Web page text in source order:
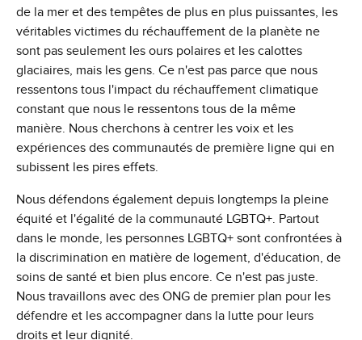
de la mer et des tempêtes de plus en plus puissantes, les
véritables victimes du réchauffement de la planète ne
sont pas seulement les ours polaires et les calottes
glaciaires, mais les gens. Ce n'est pas parce que nous
ressentons tous l'impact du réchauffement climatique
constant que nous le ressentons tous de la même
manière. Nous cherchons à centrer les voix et les
expériences des communautés de première ligne qui en
subissent les pires effets.
Nous défendons également depuis longtemps la pleine
équité et l'égalité de la communauté LGBTQ+. Partout
dans le monde, les personnes LGBTQ+ sont confrontées à
la discrimination en matière de logement, d'éducation, de
soins de santé et bien plus encore. Ce n'est pas juste.
Nous travaillons avec des ONG de premier plan pour les
défendre et les accompagner dans la lutte pour leurs
droits et leur dignité.